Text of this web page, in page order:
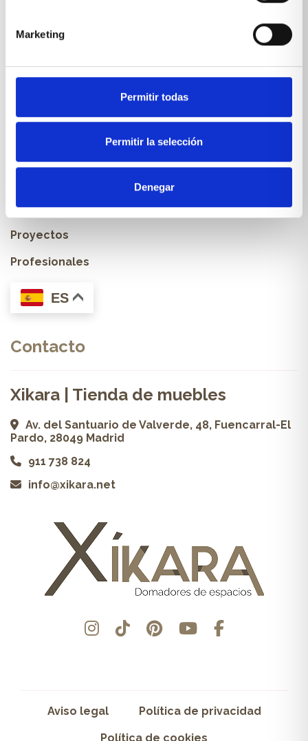
Marketing
Permitir todas
Permitir la selección
Denegar
Productos y servicios
Carpintería a medida
Proyectos
Profesionales
ES
Contacto
Xikara | Tienda de muebles
Av. del Santuario de Valverde, 48, Fuencarral-El
Pardo, 28049 Madrid
911 738 824
info@xikara.net
Aviso legal Política de privacidad
Política de cookies